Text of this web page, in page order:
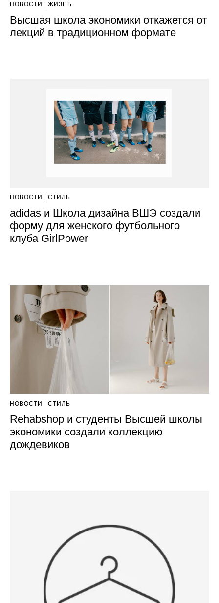
НОВОСТИ ЖИЗНЬ
Высшая школа экономики откажется от
лекций в традиционном формате
НОВОСТИ СТИЛЬ
adidas и Школа дизайна ВШЭ создали
форму для женского футбольного
клуба GirlPower
НОВОСТИ СТИЛЬ
Rehabshop и студенты Высшей школы
экономики создали коллекцию
дождевиков